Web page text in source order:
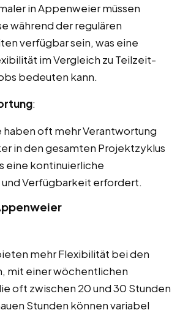
in Appenweier müssen
während der regulären
verfügbar sein, was eine
im Vergleich zu Teilzeit-
bedeuten kann.
:
oft mehr Verantwortung
in den gesamten Projektzyklus
eine kontinuierliche
Verfügbarkeit erfordert.
mehr Flexibilität bei den
mit einer wöchentlichen
oft zwischen 20 und 30 Stunden
Stunden können variabel